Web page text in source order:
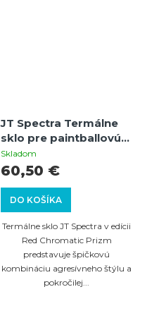
JT Spectra Termálne
sklo pre paintballovú
masku – Red
Chromatic Prizm
Skladom
DO KOŠÍKA
60,50 €
Termálne sklo JT Spectra v edícii
Red Chromatic Prizm
predstavuje špičkovú
kombináciu agresívneho štýlu a
pokročilej...